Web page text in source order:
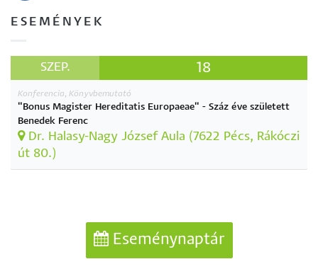
ESEMÉNYEK
SZEP. 18
Konferencia, Könyvbemutató
"Bonus Magister Hereditatis Europaeae" - Száz éve született
Benedek Ferenc
Dr. Halasy-Nagy József Aula (7622 Pécs, Rákóczi
út 80.)
Eseménynaptár